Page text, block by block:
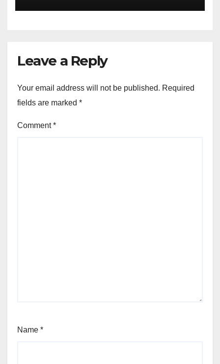
Leave a Reply
Your email address will not be published. Required
fields are marked *
Comment*
Name *